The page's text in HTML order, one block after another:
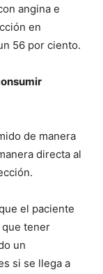
angina e
en
56 por ciento.
de manera
directa al
el paciente
que tener
un
si se llega a